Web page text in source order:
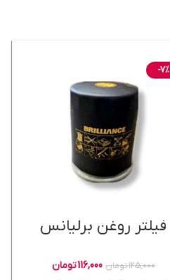
-7%
فیلتر روغن برلیانس
125,000تومان 116,000تومان